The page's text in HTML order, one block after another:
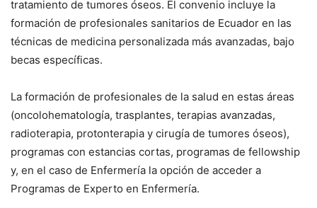
tratamiento de tumores óseos. El convenio incluye la
formación de profesionales sanitarios de Ecuador en las
técnicas de medicina personalizada más avanzadas, bajo
becas específicas.
La formación de profesionales de la salud en estas áreas
(oncolohematología, trasplantes, terapias avanzadas,
radioterapia, protonterapia y cirugía de tumores óseos),
programas con estancias cortas, programas de fellowship
y, en el caso de Enfermería la opción de acceder a
Programas de Experto en Enfermería.